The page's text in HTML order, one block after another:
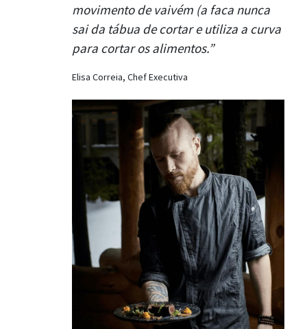
movimento de vaivém (a faca nunca
sai da tábua de cortar e utiliza a curva
para cortar os alimentos.”
Elisa Correia, Chef Executiva